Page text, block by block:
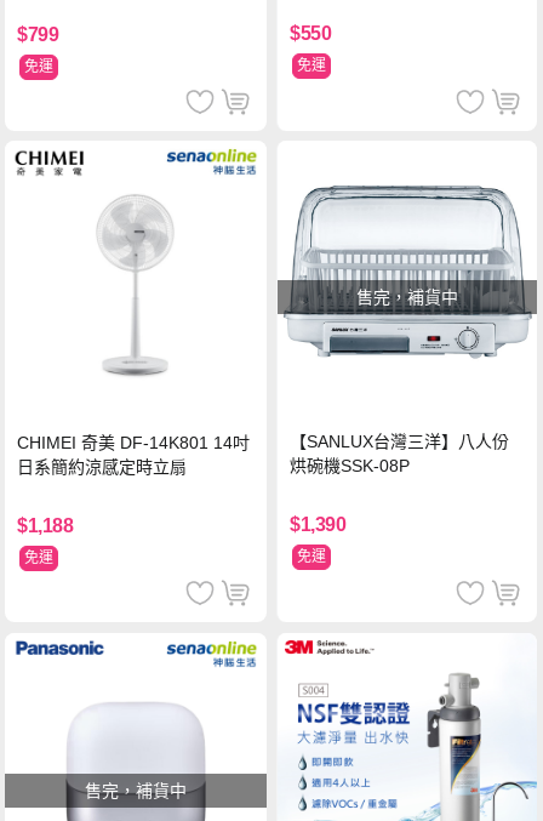
$799
免運
$550
免運
CHIMEI 奇美 DF-14K801 14吋
日系簡約涼感定時立扇
$1,188
免運
售完，補貨中
【SANLUX台灣三洋】八人份
烘碗機SSK-08P
$1,390
免運
售完，補貨中